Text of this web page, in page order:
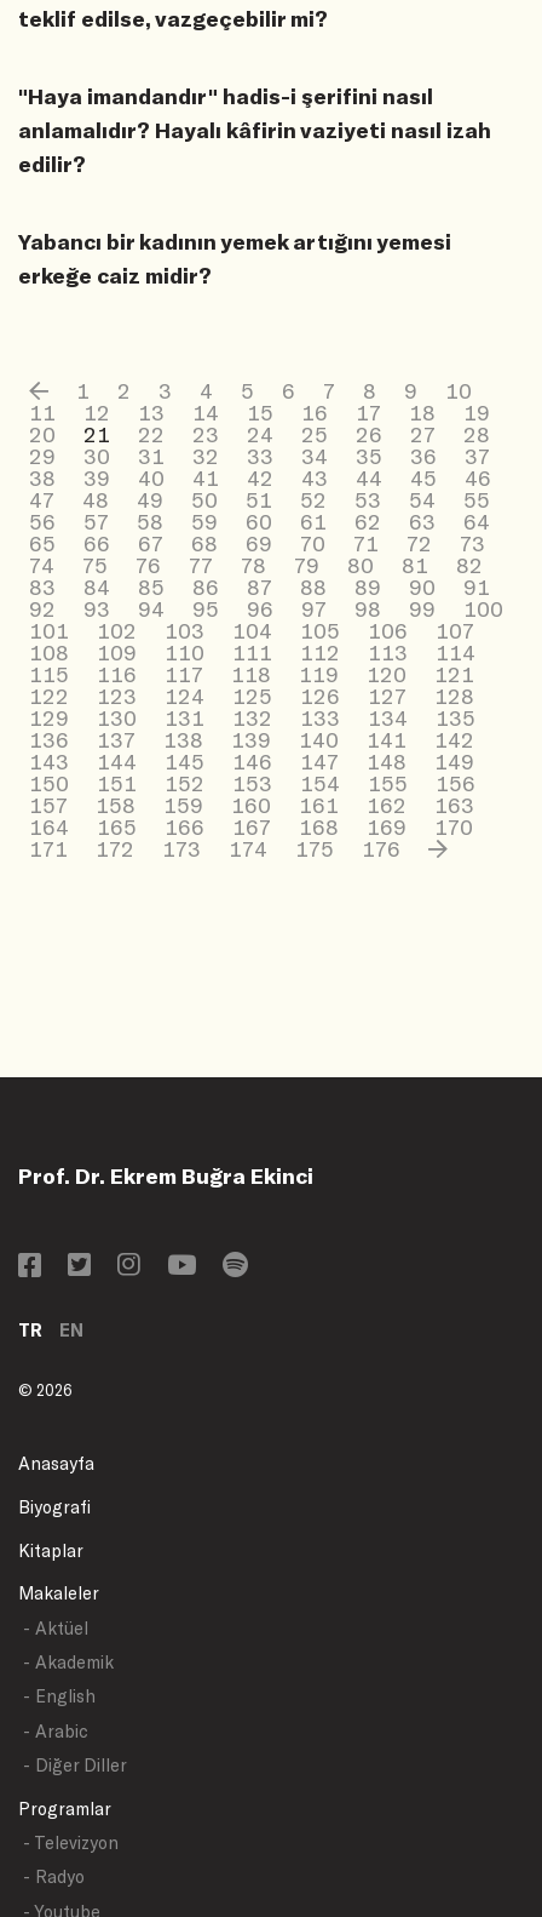
teklif edilse, vazgeçebilir mi?
"Haya imandandır" hadis-i şerifini nasıl
anlamalıdır? Hayalı kâfirin vaziyeti nasıl izah
edilir?
Yabancı bir kadının yemek artığını yemesi
erkeğe caiz midir?
1 2 3 4 5 6 7 8 9
10
11
12 13 14 15 16 17 18
19
20
21 22 23 24 25 26 27
28
29
30 31 32 33 34 35 36
37
38
39 40 41 42 43 44 45
46
47
48 49 50 51 52 53 54
55
56
57 58 59 60 61 62 63
64
65
66 67 68 69 70 71 72
73
74
75 76 77 78 79 80 81
82
83
84 85 86 87 88 89 90
91
92
93 94 95 96 97 98 99
100
101
102 103 104 105 106
107
108
109 110 111 112 113
114
115
116 117 118 119 120
121
122
123 124 125 126 127
128
129
130 131 132 133 134
135
136
137 138 139 140 141
142
143
144 145 146 147 148
149
150
151 152 153 154 155
156
157
158 159 160 161 162
163
164
165 166 167 168 169
170
171
172 173 174 175 176
Prof. Dr. Ekrem Buğra Ekinci
TR EN
© 2026
Anasayfa
Biyografi
Kitaplar
Makaleler
- Aktüel
- Akademik
- English
- Arabic
- Diğer Diller
Programlar
- Televizyon
- Radyo
- Youtube